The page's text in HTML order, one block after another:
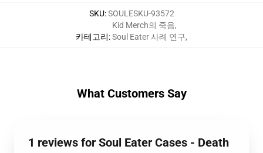
SKU:SOULESKU-93572
카테고리:
Kid Merch의 죽음,
Soul Eater 사례 연구,
What Customers Say
1 reviews for Soul Eater Cases - Death